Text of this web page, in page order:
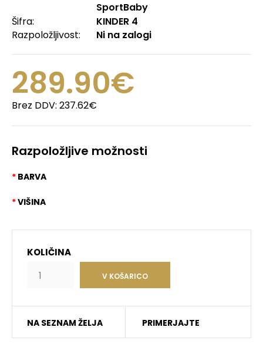
SportBaby
Šifra:
KINDER 4
Razpoložljivost:
Ni na zalogi
289.90€
Brez DDV: 237.62€
Razpoložljive možnosti
BARVA
VIŠINA
KOLIČINA
NA SEZNAM ŽELJA PRIMERJAJTE